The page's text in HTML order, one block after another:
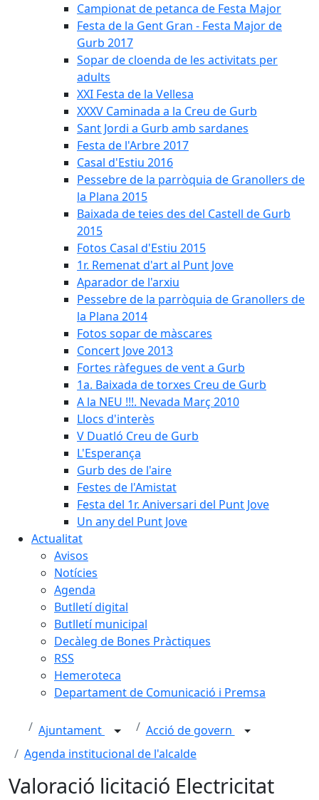
Campionat de petanca de Festa Major
Festa de la Gent Gran - Festa Major de
Gurb 2017
Sopar de cloenda de les activitats per
adults
XXI Festa de la Vellesa
XXXV Caminada a la Creu de Gurb
Sant Jordi a Gurb amb sardanes
Festa de l'Arbre 2017
Casal d'Estiu 2016
Pessebre de la parròquia de Granollers de
la Plana 2015
Baixada de teies des del Castell de Gurb
2015
Fotos Casal d'Estiu 2015
1r. Remenat d'art al Punt Jove
Aparador de l'arxiu
Pessebre de la parròquia de Granollers de
la Plana 2014
Fotos sopar de màscares
Concert Jove 2013
Fortes ràfegues de vent a Gurb
1a. Baixada de torxes Creu de Gurb
A la NEU !!!. Nevada Març 2010
Llocs d'interès
V Duatló Creu de Gurb
L'Esperança
Gurb des de l'aire
Festes de l'Amistat
Festa del 1r. Aniversari del Punt Jove
Un any del Punt Jove
Actualitat
Avisos
Notícies
Agenda
Butlletí digital
Butlletí municipal
Decàleg de Bones Pràctiques
RSS
Hemeroteca
Departament de Comunicació i Premsa
Ajuntament
Acció de govern
Agenda institucional de l'alcalde
Valoració licitació Electricitat